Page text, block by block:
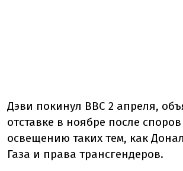
Дэви покинул BBC 2 апреля,
отставке в ноябре после
освещению таких тем, как
Газа и права трансгендеров.